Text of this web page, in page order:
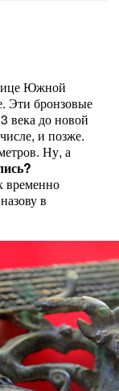
Южной
Эти бронзовые
века до новой
и позже.
Ну, а
временно
в